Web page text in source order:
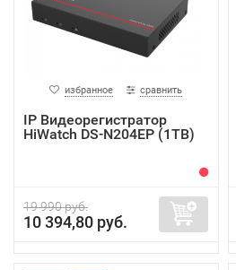
избранное сравнить
IP Видеорегистратор
HiWatch DS-N204EP (1TB)
19 990 руб.
10 394,80 руб.